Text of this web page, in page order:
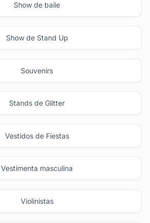
Show de baile
Show de Stand Up
Souvenirs
Stands de Glitter
Vestidos de Fiestas
Vestimenta masculina
Violinistas